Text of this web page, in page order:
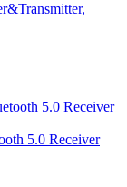
5.0 Receiver